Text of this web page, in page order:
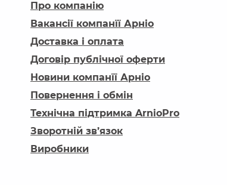
Про компанію
Вакансії компанїї Арніо
Доставка і оплата
Договір публічної оферти
Новини компанїї Арніо
Повернення і обмін
Технічна підтримка ArnioPro
Зворотній зв’язок
Виробники